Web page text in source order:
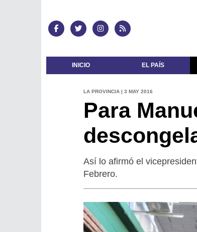
INICIO EL PAÍS
LA PROVINCIA | 3 MAY 2016
Para
Así lo afirmó el
Febrero.